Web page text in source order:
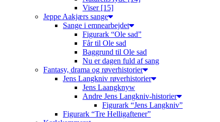
Viser [15]
Jeppe Aakjærs sange
Sange i emnearbejdet
Figurark “Ole sad”
Får til Ole sad
Baggrund til Ole sad
Nu er dagen fuld af sang
Fantasy, drama og røverhistorier
Jens Langkniv røverhistorier
Jens Laangknyw
Andre Jens Langkniv-historier
Figurark “Jens Langkniv”
Figurark “Tre Helligaftener”